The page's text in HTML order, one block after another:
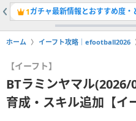
1ガチャ最新情報とおすすめ度・
ホーム イーフト攻略｜efootball2026
【イーフト】
BTラミンヤマル
育成・スキル追加【イ